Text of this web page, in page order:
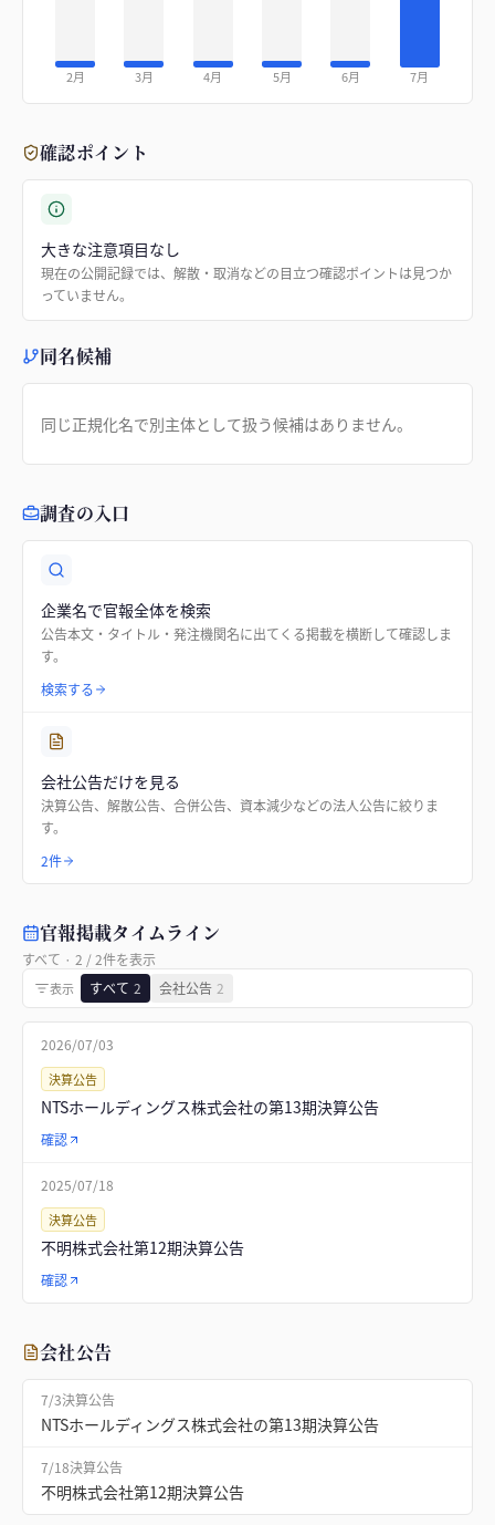
2月 3月 4月 5月 6月 7月
確認ポイント
大きな注意項目なし
現在の公開記録では、解散・取消などの目立つ確認ポイントは見つか
っていません。
同名候補
同じ正規化名で別主体として扱う候補はありません。
調査の入口
企業名で官報全体を検索
公告本文・タイトル・発注機関名に出てくる掲載を横断して確認しま
す。
検索する
会社公告だけを見る
決算公告、解散公告、合併公告、資本減少などの法人公告に絞りま
す。
2件
官報掲載タイムライン
すべて · 2 /2件を表示
表示 すべて 2 会社公告 2
2026/07/03
決算公告
NTSホールディングス株式会社の第13期決算公告
確認
2025/07/18
決算公告
不明株式会社第12期決算公告
確認
会社公告
7/3決算公告
NTSホールディングス株式会社の第13期決算公告
7/18決算公告
不明株式会社第12期決算公告